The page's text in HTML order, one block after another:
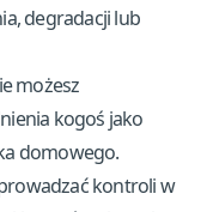
degradacji lub
możesz
kogoś jako
domowego.
kontroli w